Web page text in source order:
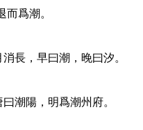
而爲潮。
長，早曰潮，晚曰汐。
潮陽，明爲潮州府。